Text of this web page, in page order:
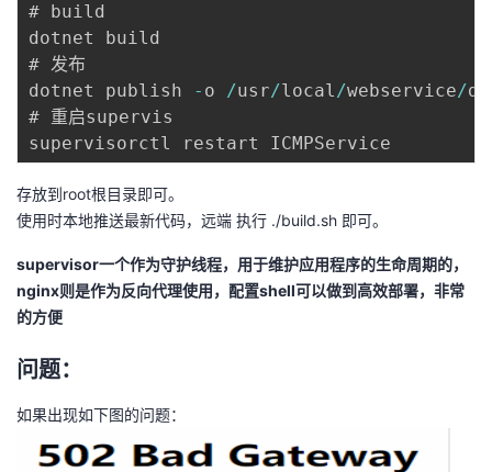
# build
dotnet build
# 发布
dotnet publish
- o /usr/local/webservice/
# 重启supervis
存放到root根目录即可。
使用时本地推送最新代码，远端 执行 ./build.sh 即可。
supervisor一个作为守护线程，用于维护应用程序的生命周期的，
nginx则是作为反向代理使用，配置shell可以做到高效部署，非常
的方便
问题：
如果出现如下图的问题：